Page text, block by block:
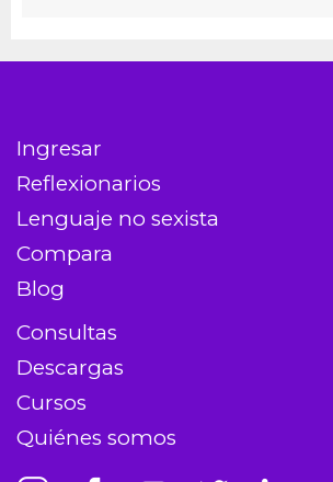
Ingresar
Reflexionarios
Lenguaje no sexista
Compara
Blog
Consultas
Descargas
Cursos
Quiénes somos